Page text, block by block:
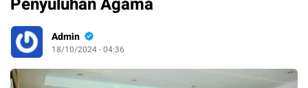
Admin
18/10/2024 - 04:36